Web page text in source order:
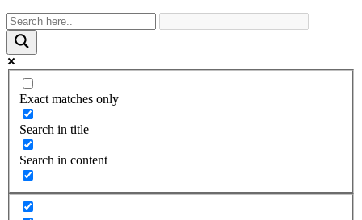
Exact matches only
Search in title
Search in content